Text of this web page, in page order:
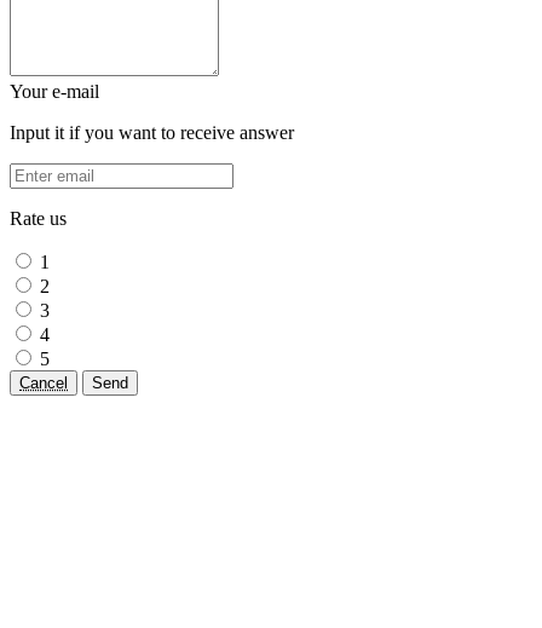
Your e-mail
Input it if you want to receive answer
Rate us
1
2
3
4
5
Cancel Send